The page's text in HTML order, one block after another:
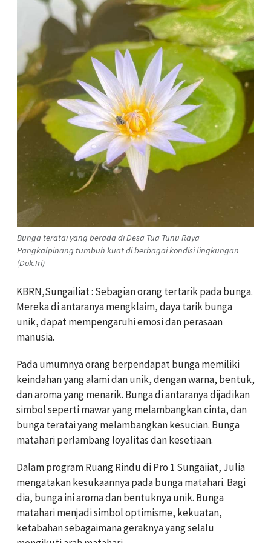
Bunga teratai yang berada di Desa Tua Tunu Raya
Pangkalpinang tumbuh kuat di berbagai kondisi lingkungan
(Dok.Tri)
KBRN,Sungailiat : Sebagian orang tertarik pada bunga.
Mereka di antaranya mengklaim, daya tarik bunga
unik, dapat mempengaruhi emosi dan perasaan
manusia.
Pada umumnya orang berpendapat bunga memiliki
keindahan yang alami dan unik, dengan warna, bentuk,
dan aroma yang menarik. Bunga di antaranya dijadikan
simbol seperti mawar yang melambangkan cinta, dan
bunga teratai yang melambangkan kesucian. Bunga
matahari perlambang loyalitas dan kesetiaan.
Dalam program Ruang Rindu di Pro 1 Sungaiiat, Julia
mengatakan kesukaannya pada bunga matahari. Bagi
dia, bunga ini aroma dan bentuknya unik. Bunga
matahari menjadi simbol optimisme, kekuatan,
ketabahan sebagaimana geraknya yang selalu